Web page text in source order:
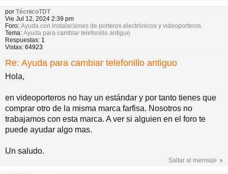
por TécnicoTDT
Vie Jul 12, 2024 2:39 pm
Foro: Ayuda con instalaciones de porteros electrónicos y videoporteros
Tema: Ayuda para cambiar telefonillo antiguo
Respuestas: 1
Vistas: 64923
Re: Ayuda para cambiar telefonillo antiguo
Hola,
en videoporteros no hay un estándar y por tanto tienes que
comprar otro de la misma marca farfisa. Nosotros no
trabajamos con esta marca. A ver si alguien en el foro te
puede ayudar algo mas.
Un saludo.
Saltar al mensaje